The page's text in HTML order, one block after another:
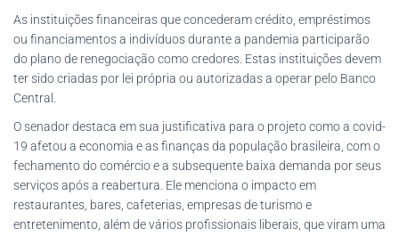
As instituições financeiras que concederam crédito, empréstimos
ou financiamentos a indivíduos durante a pandemia participarão
do plano de renegociação como credores. Estas instituições devem
ter sido criadas por lei própria ou autorizadas a operar pelo Banco
Central.
O senador destaca em sua justificativa para o projeto como a covid-
19 afetou a economia e as finanças da população brasileira, com o
fechamento do comércio e a subsequente baixa demanda por seus
serviços após a reabertura. Ele menciona o impacto em
restaurantes, bares, cafeterias, empresas de turismo e
entretenimento, além de vários profissionais liberais, que viram uma